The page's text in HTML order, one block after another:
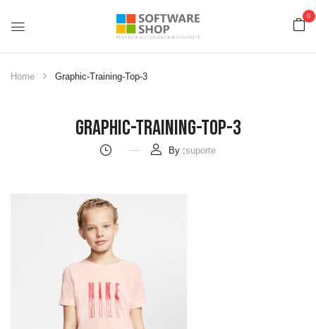
0
Home Graphic-Training-Top-3
Graphic-Training-Top-3
By :suporte